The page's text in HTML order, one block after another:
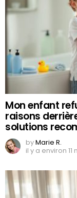
Mon enfant
raisons
solutions
byMarie R.
il y a environ 11